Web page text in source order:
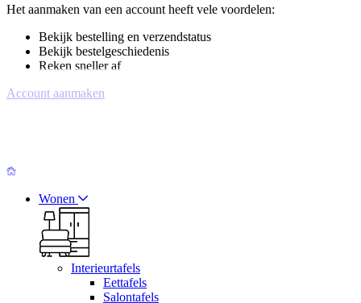
Het aanmaken van een account heeft vele voordelen:
Bekijk bestelling en verzendstatus
Bekijk bestelgeschiedenis
Reken sneller af
Account aanmaken
Wonen
Interieurtafels
Eettafels
Salontafels